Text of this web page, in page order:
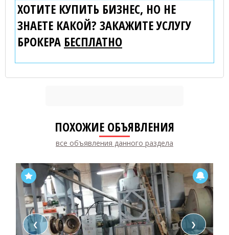
ХОТИТЕ КУПИТЬ БИЗНЕС, НО НЕ
ЗНАЕТЕ КАКОЙ? ЗАКАЖИТЕ УСЛУГУ
БРОКЕРА БЕСПЛАТНО
ПОХОЖИЕ ОБЪЯВЛЕНИЯ
все объявления данного раздела
❮ ❯